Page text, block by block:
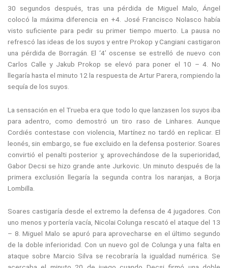
30 segundos después, tras una pérdida de Miguel Malo, Ángel
colocó la máxima diferencia en +4. José Francisco Nolasco había
visto suficiente para pedir su primer tiempo muerto. La pausa no
refrescó las ideas de los suyos y entre Prokop y Cangiani castigaron
una pérdida de Borragán. El ‘4’ oscense se estrelló de nuevo con
Carlos Calle y Jakub Prokop se elevó para poner el 10 – 4. No
llegaría hasta el minuto 12 la respuesta de Artur Parera, rompiendo la
sequía de los suyos.
La sensación en el Trueba era que todo lo que lanzasen los suyos iba
para adentro, como demostró un tiro raso de Linhares. Aunque
Cordiés contestase con violencia, Martínez no tardó en replicar. El
leonés, sin embargo, se fue excluido en la defensa posterior. Soares
convirtió el penalti posterior y, aprovechándose de la superioridad,
Gabor Decsi se hizo grande ante Jurkovic. Un minuto después de la
primera exclusión llegaría la segunda contra los naranjas, a Borja
Lombilla.
Soares castigaría desde el extremo la defensa de 4 jugadores. Con
uno menos y portería vacía, Nicolai Colunga rescató el ataque del 13
– 8. Miguel Malo se apuró para aprovecharse en el último segundo
de la doble inferioridad. Con un nuevo gol de Colunga y una falta en
ataque sobre Marcio Silva se recobraría la igualdad numérica. Se